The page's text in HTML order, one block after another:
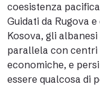
coesistenza
Guidati da Rugova
Kosova, gli
parallela con centri
economiche, e
essere qualcosa di